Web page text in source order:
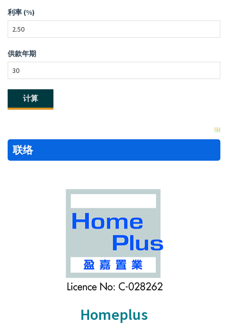
利率 (%)
供款年期
联络
Homeplus